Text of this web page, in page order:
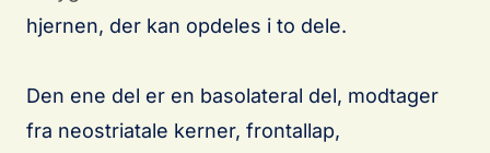
hjernen, der kan opdeles i to dele.
Den ene del er en basolateral del, modtager
fra neostriatale kerner, frontallap,